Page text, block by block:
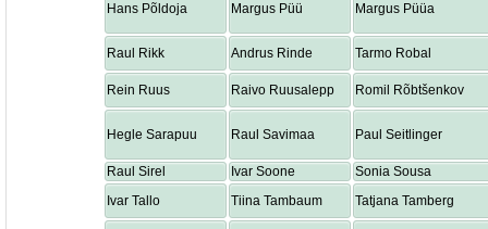
Hans Põldoja Margus Püü Margus Püüa
Raul Rikk Andrus Rinde Tarmo Robal
Rein Ruus Raivo Ruusalepp Romil Rõbtšenkov
Hegle Sarapuu Raul Savimaa Paul Seitlinger
Raul Sirel Ivar Soone
Sonia Sousa
Ivar Tallo
Tiina Tambaum Tatjana Tamberg